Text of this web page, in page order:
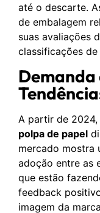
até o descarte.
de embalagem
suas avaliações
classificações
Demanda
A partir de
polpa de papel
mercado mostra
adoção entre as
que estão
feedback
imagem da